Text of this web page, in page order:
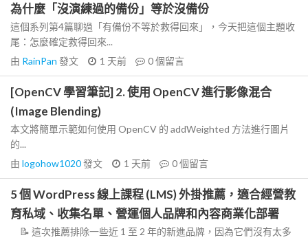
為什麼「沒演練過的備份」等於沒備份
這個系列第4篇聊過「有備份不等於救得回來」，今天把這個主題收
尾：怎麼確定救得回來...
由 RainPan 發文 1 天前 0個留言
[OpenCV 學習筆記] 2. 使用 OpenCV 進行影像混合
(Image Blending)
本文將簡單示範如何使用 OpenCV 的 addWeighted 方法進行圖片
的...
由 logohow1020發文 1 天前 0個留言
5 個 WordPress 線上課程 (LMS) 外掛推薦，適合經營教
育私域、收集名單、營運個人品牌和內容商業化部署
📝 這次推薦排除一些近 1 至 2 年的新進品牌，因為它們沒有太多